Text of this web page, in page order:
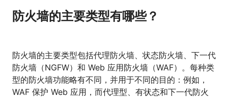
防火墙的主要类型有哪些？
防火墙的主要类型包括代理防火墙、状态防火墙、下一代
防火墙（NGFW）和 Web 应用防火墙（WAF）。每种类
型的防火墙功能略有不同，并用于不同的目的：例如，
WAF 保护 Web 应用，而代理型、有状态和下一代防火